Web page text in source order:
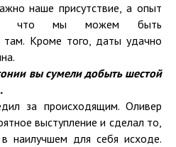
наше присутствие, а опыт
что мы можем быть
там. Кроме того, даты удачно
вы сумели добыть шестой
за происходящим. Оливер
выступление и сделал то,
наилучшем для себя исходе.